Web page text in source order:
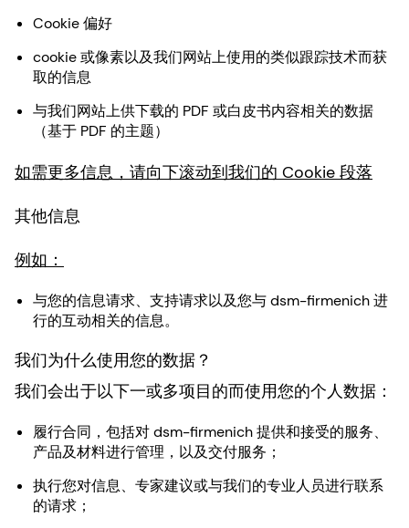
Cookie 偏好
cookie 或像素以及我们网站上使用的类似跟踪技术而获
取的信息
与我们网站上供下载的 PDF 或白皮书内容相关的数据
（基于 PDF 的主题）
如需更多信息，请向下滚动到我们的 Cookie 段落
其他信息
例如：
与您的信息请求、支持请求以及您与 dsm-firmenich 进
行的互动相关的信息。
我们为什么使用您的数据？
我们会出于以下一或多项目的而使用您的个人数据：
履行合同，包括对 dsm-firmenich 提供和接受的服务、
产品及材料进行管理，以及交付服务；
执行您对信息、专家建议或与我们的专业人员进行联系
的请求；